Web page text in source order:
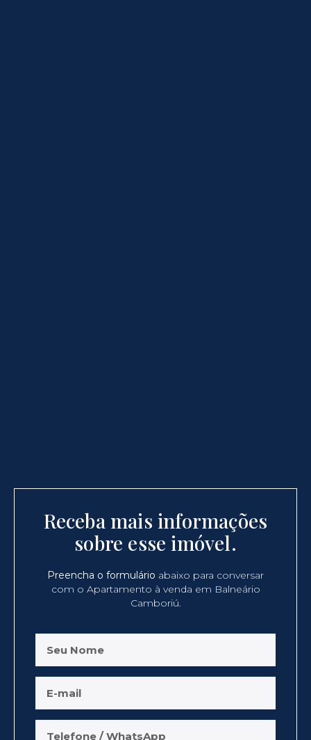
Receba mais informações
sobre esse imóvel.
Preencha o formulário abaixo para conversar
com o Apartamento à venda em Balneário
Camboriú.